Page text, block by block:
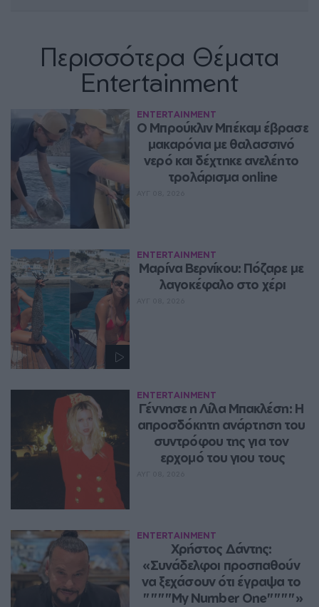
Περισσότερα Θέματα
Entertainment
ENTERTAINMENT
Ο Μπρούκλιν Μπέκαμ έβρασε
μακαρόνια με θαλασσινό
νερό και δέχτηκε ανελέητο
τρολάρισμα online
ENTERTAINMENT
Μαρίνα Βερνίκου: Πόζαρε με
λαγοκέφαλο στο χέρι
ENTERTAINMENT
Γέννησε η Λίλα Μπακλέση: Η
απροσδόκητη ανάρτηση του
συντρόφου της για τον
ερχομό του γιου τους
ENTERTAINMENT
Χρήστος Δάντης:
«Συνάδελφοι προσπαθούν
να ξεχάσουν ότι έγραψα το
""""My Number One""""»